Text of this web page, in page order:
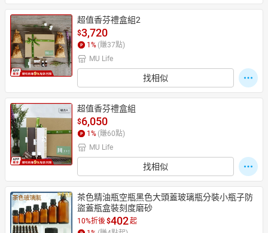
超值香芬禮盒組2
$3,720
1 % (賺37點)
MU Life
找相似
超值香芬禮盒組
$6,050
1 % (賺60點)
MU Life
找相似
茶色精油瓶空瓶黑色大頭蓋玻璃瓶分裝小瓶子防
盜蓋瓶盒裝刻度磨砂
10%折後$402起